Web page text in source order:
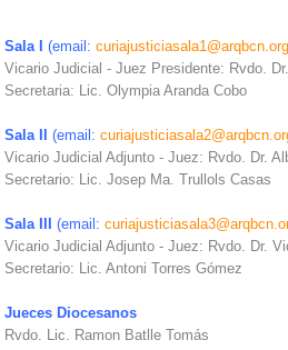
Sala I (email: curiajusticiasala1@arqbcn.org
Vicario Judicial - Juez Presidente: Rvdo. Dr.
Secretaria: Lic. Olympia Aranda Cobo
Sala (email:
Vicario Judicial Adjunto - Juez: Rvdo. Dr.
Secretario: Lic. Josep Ma. Trullols Casas
Sala (email:
Vicario Judicial Adjunto - Juez: Rvdo. Dr.
Secretario: Lic. Antoni Torres Gómez
Jueces Diocesanos
Rvdo. Lic. Ramon Batlle Tomás